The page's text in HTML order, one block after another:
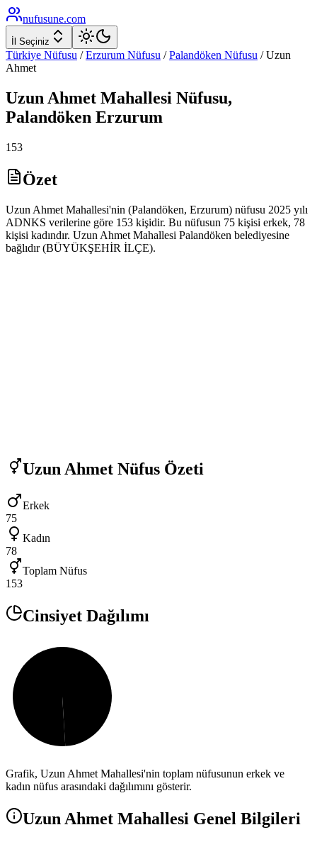
nufusune.com
İl Seçiniz
Türkiye Nüfusu / Erzurum Nüfusu / Palandöken Nüfusu /Uzun
Ahmet
Uzun Ahmet Mahallesi Nüfusu,
Palandöken Erzurum
153
Özet
Uzun Ahmet Mahallesi'nin (Palandöken, Erzurum) nüfusu 2025 yılı
ADNKS verilerine göre 153 kişidir. Bu nüfusun 75 kişisi erkek, 78
kişisi kadındır. Uzun Ahmet Mahallesi Palandöken belediyesine
bağlıdır (BÜYÜKŞEHİR İLÇE).
Uzun Ahmet Nüfus Özeti
Erkek
75
Kadın
78
Toplam Nüfus
153
Cinsiyet Dağılımı
Grafik, Uzun Ahmet Mahallesi'nin toplam nüfusunun erkek ve
kadın nüfus arasındaki dağılımını gösterir.
Uzun Ahmet Mahallesi Genel Bilgileri